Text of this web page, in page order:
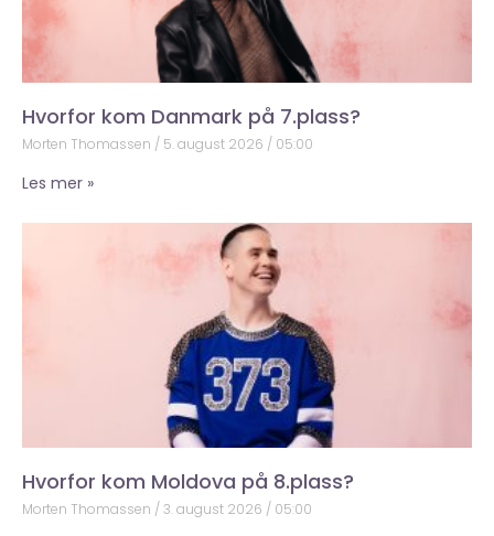
Hvorfor kom Danmark på 7.plass?
Morten Thomassen 5. august 2026 05:00
Les mer »
Hvorfor kom Moldova på 8.plass?
Morten Thomassen 3. august 2026 05:00